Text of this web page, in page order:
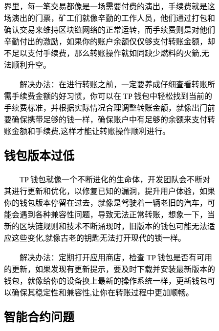
界里，每一笔交易都像是一场需要付费的演出，手续费就是这
场演出的门票，矿工们就像辛勤的工作人员，他们通过打包和
确认交易来维持区块链网络的正常运转，而手续费则是对他们
辛勤付出的激励，如果你的账户余额仅仅够支付转账金额，却
不足以支付手续费，那么转账操作就如同缺少燃料的火箭,无
法顺利升空。
解决办法：在进行转账之前，一定要养成仔细查看转账所
需手续费金额的好习惯，你可以在 TP 钱包中轻松找到当前的
手续费标准，并根据实际情况合理调整转账金额，就像出门前
要确保携带足够的钱一样，确保账户中有足够的余额来支付转
账金额和手续费,这样才能让转账操作顺利进行。
钱包版本过低
TP 钱包就像一个不断进化的生命体，开发团队会不断对
其进行更新和优化，以修复已知的漏洞，提升用户体验，如果
你的钱包版本停留在过去，就像是驾驶着一辆老旧的汽车，可
能会遇到各种兼容性问题，导致无法正常转账，想象一下，当
新的区块链规则和技术不断涌现时，旧版本的钱包可能无法适
应这些变化,就像古老的钥匙无法打开现代的锁一样。
解决办法：定期打开应用商店，检查 TP 钱包是否有可用
的更新，如果发现有更新提示，要及时下载并安装最新版本的
钱包，就像给你的设备换上最新的操作系统一样，更新钱包可
以确保其稳定性和兼容性,让你在转账过程中更加顺畅。
智能合约问题